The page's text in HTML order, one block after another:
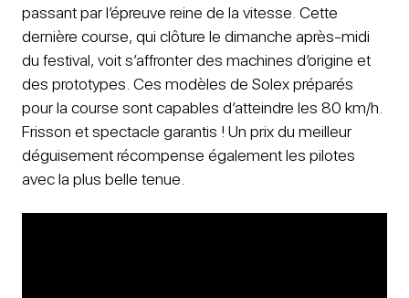
passant par l’épreuve reine de la vitesse. Cette
dernière course, qui clôture le dimanche après-midi
du festival, voit s’affronter des machines d’origine et
des prototypes. Ces modèles de Solex préparés
pour la course sont capables d’atteindre les 80 km/h.
Frisson et spectacle garantis ! Un prix du meilleur
déguisement récompense également les pilotes
avec la plus belle tenue.